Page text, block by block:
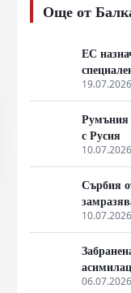
Още от
ЕС
Очаква
Румъния
с Русия
Сърбия
в